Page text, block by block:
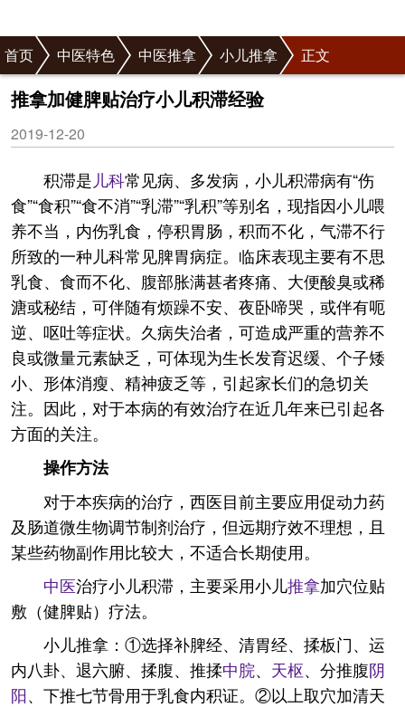
首页 中医特色 中医推拿 小儿推拿 正文
推拿加健脾贴治疗小儿积滞经验
2019-12-20
积滞是儿科常见病、多发病，小儿积滞病有“伤
食”“食积”“食不消”“乳滞”“乳积”等别名，现指因小儿喂
养不当，内伤乳食，停积胃肠，积而不化，气滞不行
所致的一种儿科常见脾胃病症。临床表现主要有不思
乳食、食而不化、腹部胀满甚者疼痛、大便酸臭或稀
溏或秘结，可伴随有烦躁不安、夜卧啼哭，或伴有呃
逆、呕吐等症状。久病失治者，可造成严重的营养不
良或微量元素缺乏，可体现为生长发育迟缓、个子矮
小、形体消瘦、精神疲乏等，引起家长们的急切关
注。因此，对于本病的有效治疗在近几年来已引起各
方面的关注。
操作方法
对于本疾病的治疗，西医目前主要应用促动力药
及肠道微生物调节制剂治疗，但远期疗效不理想，且
某些药物副作用比较大，不适合长期使用。
中医治疗小儿积滞，主要采用小儿推拿加穴位贴
敷（健脾贴）疗法。
小儿推拿：①选择补脾经、清胃经、揉板门、运
内八卦、退六腑、揉腹、推揉中脘、 天枢、分推腹阴
阳、下推七节骨用于乳食内积证。②以上取穴加清天